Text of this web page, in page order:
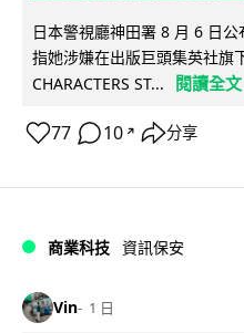
日本警視廳神田署 8 月 6 日
指她涉嫌在出版巨頭集英社旗
CHARACTERS ST...
閱讀全文
77 10 ↗ 分享
商業科技 資訊保安
Vin 1 日